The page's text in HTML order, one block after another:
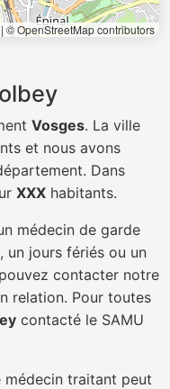
| © OpenStreetMap contributors
Vosges. La ville
et nous avons
Dans
XXX habitants.
médecin de garde
un jours fériés ou un
contacter notre
relation. Pour toutes
contacté le SAMU
médecin traitant peut